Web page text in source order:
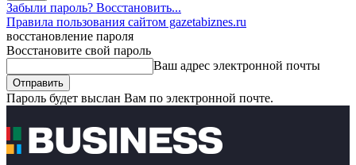
Забыли пароль? Восстановить...
Правила пользования сайтом gazetabiznes.ru
восстановление пароля
Восстановите свой пароль
Ваш адрес электронной почты
Пароль будет выслан Вам по электронной почте.